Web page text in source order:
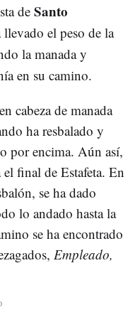
de Santo
llevado el peso de la
la manada y
en su camino.
cabeza de manada
ha resbalado y
por encima. Aún así,
final de Estafeta. En
se ha dado
lo andado hasta la
se ha encontrado
Empleado,